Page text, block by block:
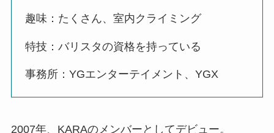
趣味：たくさん、室内クライミング
特技：バリスタの資格を持っている
事務所：YGエンターテイメント、YGX
2007年、KARAのメンバーとしてデビュー。